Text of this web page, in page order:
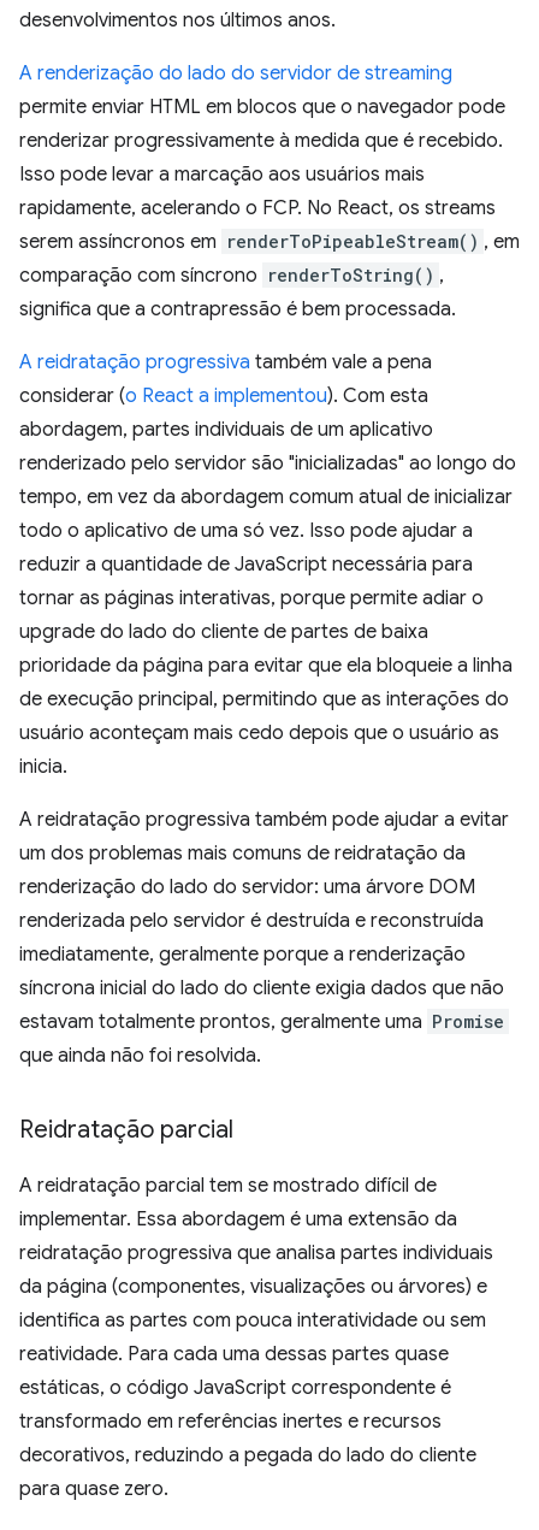
desenvolvimentos nos últimos anos.
A renderização do lado do servidor de streaming
permite enviar HTML em blocos que o navegador pode
renderizar progressivamente à medida que é recebido.
Isso pode levar a marcação aos usuários mais
rapidamente, acelerando o FCP. No React, os streams
serem assíncronos em renderToPipeableStream() , em
comparação com síncrono renderToString() ,
significa que a contrapressão é bem processada.
A reidratação progressiva também vale a pena
considerar (o React a implementou). Com esta
abordagem, partes individuais de um aplicativo
renderizado pelo servidor são "inicializadas" ao longo do
tempo, em vez da abordagem comum atual de inicializar
todo o aplicativo de uma só vez. Isso pode ajudar a
reduzir a quantidade de JavaScript necessária para
tornar as páginas interativas, porque permite adiar o
upgrade do lado do cliente de partes de baixa
prioridade da página para evitar que ela bloqueie a linha
de execução principal, permitindo que as interações do
usuário aconteçam mais cedo depois que o usuário as
inicia.
A reidratação progressiva também pode ajudar a evitar
um dos problemas mais comuns de reidratação da
renderização do lado do servidor: uma árvore DOM
renderizada pelo servidor é destruída e reconstruída
imediatamente, geralmente porque a renderização
síncrona inicial do lado do cliente exigia dados que não
estavam totalmente prontos, geralmente uma Promise
que ainda não foi resolvida.
Reidratação parcial
A reidratação parcial tem se mostrado difícil de
implementar. Essa abordagem é uma extensão da
reidratação progressiva que analisa partes individuais
da página (componentes, visualizações ou árvores) e
identifica as partes com pouca interatividade ou sem
reatividade. Para cada uma dessas partes quase
estáticas, o código JavaScript correspondente é
transformado em referências inertes e recursos
decorativos, reduzindo a pegada do lado do cliente
para quase zero.